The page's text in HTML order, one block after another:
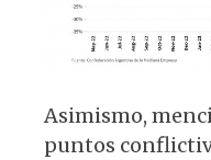
Asimismo,
puntos